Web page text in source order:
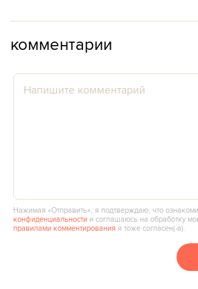
комментарии
Нажимая «Отправить», я подтверждаю, что
конфиденциальности и соглашаюсь на обработку
правилами комментирования я тоже согласен(‑а).